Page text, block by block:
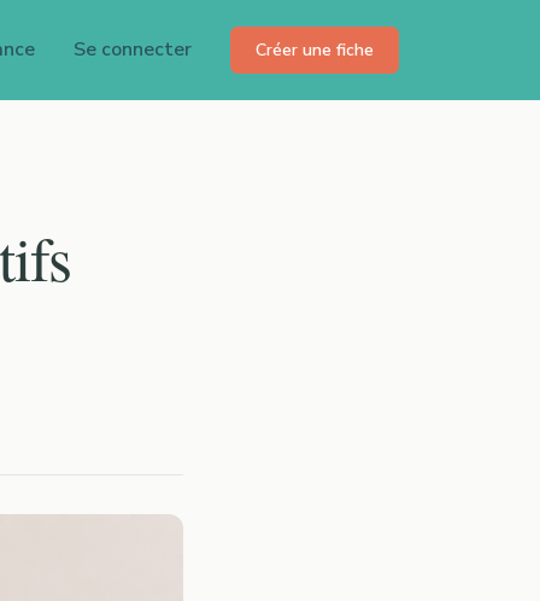
Se connecter Créer une fiche